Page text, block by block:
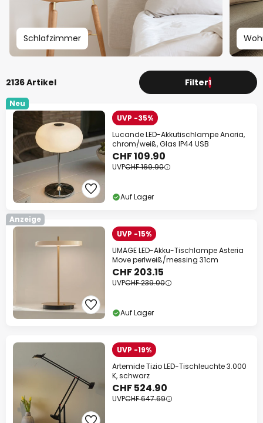
Schlafzimmer
2136 Artikel Filter1
Neu
UVP -35%
Lucande LED-Akkutischlampe Anoria,
chrom/weiß, Glas IP44 USB
CHF 109.90
UVPCHF 169.90
Auf Lager
Anzeige
UVP -15%
UMAGE LED-Akku-Tischlampe Asteria
Move perlweiß/messing 31cm
CHF 203.15
UVPCHF 239.00
Auf Lager
UVP -19%
Artemide Tizio LED-Tischleuchte 3.000
K, schwarz
CHF 524.90
UVPCHF 647.69